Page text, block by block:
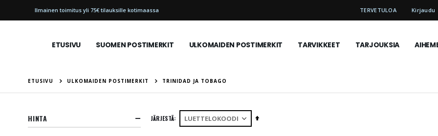
TERVETULOA Kirjaudu
Ilmainen toimitus yli 75€ tilauksille kotimaassa
ETUSIVU SUOMEN POSTIMERKIT ULKOMAIDEN POSTIMERKIT TARVIKKEET TARJOUKSIA
ETUSIVU ULKOMAIDEN POSTIMERKIT TRINIDAD JA TOBAGO
JÄRJESTÄ
Aseta
HINTA